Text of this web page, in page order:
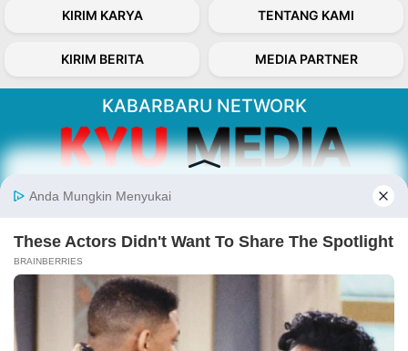
KIRIM KARYA TENTANG KAMI
KIRIM BERITA MEDIA PARTNER
KABARBARU NETWORK
Kabarbaru.co menyajikan berita aktual dan
serta terverifikasi dari sumber yang tepat.
Follow Kabarbaru